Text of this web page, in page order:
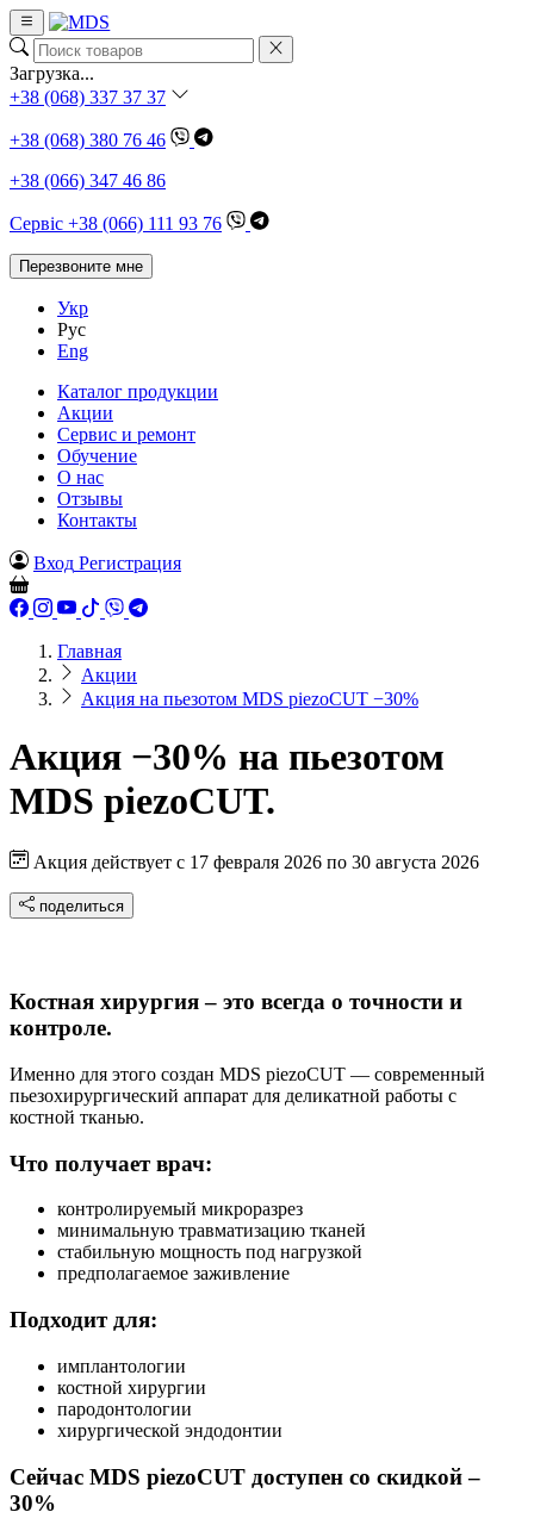
Загрузка...
+38 (068) 337 37 37
+38 (068) 380 76 46
+38 (066) 347 46 86
Сервіс +38 (066) 111 93 76
Перезвоните мне
Укр
Рус
Eng
Каталог продукции
Акции
Сервис и ремонт
Обучение
О нас
Отзывы
Контакты
Вход Регистрация
Главная
Акции
Акция на пьезотом MDS piezoCUT −30%
Акция −30% на пьезотом
MDS piezoCUT.
Акция действует с 17 февраля 2026 по 30 августа 2026
поделиться
Костная хирургия – это всегда о точности и
контроле.
Именно для этого создан MDS piezoCUT — современный
пьезохирургический аппарат для деликатной работы с
костной тканью.
Что получает врач:
контролируемый микроразрез
минимальную травматизацию тканей
стабильную мощность под нагрузкой
предполагаемое заживление
Подходит для:
имплантологии
костной хирургии
пародонтологии
хирургической эндодонтии
Сейчас MDS piezoCUT доступен со скидкой –
30%